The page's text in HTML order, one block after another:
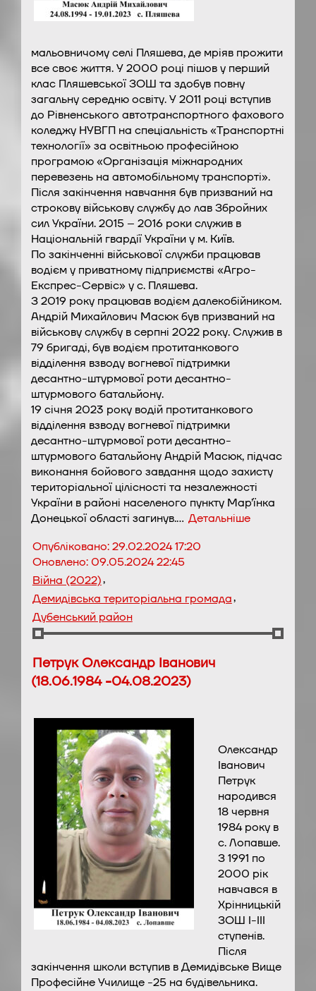
мальовничому селі Пляшева, де мріяв прожити
все своє життя. У 2000 році пішов у перший
клас Пляшевської ЗОШ та здобув повну
загальну середню освіту. У 2011 році вступив
до Рівненського автотранспортного фахового
коледжу НУВГП на спеціальність «Транспортні
технології» за освітньою професійною
програмою «Організація міжнародних
перевезень на автомобільному транспорті».
Після закінчення навчання був призваний на
строкову військову службу до лав Збройних
сил України. 2015 – 2016 роки служив в
Національній гвардії України у м. Київ.
По закінченні військової служби працював
водієм у приватному підприємстві «Агро-
Експрес-Сервіс» у с. Пляшева.
З 2019 року працював водієм далекобійником.
Андрій Михайлович Масюк був призваний на
військову службу в серпні 2022 року. Служив в
79 бригаді, був водієм протитанкового
відділення взводу вогневої підтримки
десантно-штурмової роти десантно-
штурмового батальйону.
19 січня 2023 року водій протитанкового
відділення взводу вогневої підтримки
десантно-штурмової роти десантно-
штурмового батальйону Андрій Масюк, підчас
виконання бойового завдання щодо захисту
територіальної цілісності та незалежності
України в районі населеного пункту Мар’їнка
Донецької області загинув.… Детальніше
Опубліковано:29.02.2024 17:20
Оновлено:09.05.2024 22:45
Війна (2022),
Демидівська територіальна громада,
Дубенський район
Петрук Олександр Іванович
(18.06.1984 -04.08.2023)
Олександр
Іванович
Петрук
народився
18 червня
1984 року в
с. Лопавше.
З 1991 по
2000 рік
навчався в
Хрінницькій
ЗОШ І-ІІІ
ступенів.
Після
закінчення школи вступив в Демидівське Вище
Професійне Училище -25 на будівельника.